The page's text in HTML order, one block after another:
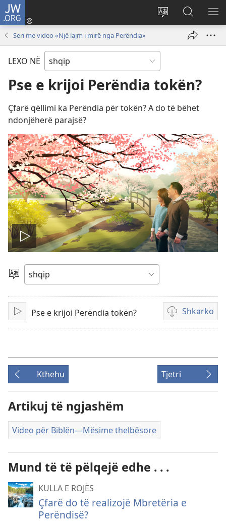
JW.ORG
Ndrysho
Hyr
me
dritare
re)
Kërko
në
JW.ORG
Seri me video «Një lajm i mirë nga Perëndia»
LEXO NË
Pse e krijoi Perëndia tokën?
Çfarë qëllimi ka Perëndia për tokën? A do të bëhet
ndonjëherë parajsë?
Nis
videon
Zgjidh
gjuhën
LuajPse e krijoi Perëndia tokën? Shkarko
Mundësi
shkarkimi
Kthehu
Tjetri
Artikuj të ngjashëm
Video për Biblën​—Mësime thelbësore
Mund të të pëlqejë edhe . . .
KULLA E ROJËS
Çfarë do të realizojë Mbretëria e
Perëndisë?